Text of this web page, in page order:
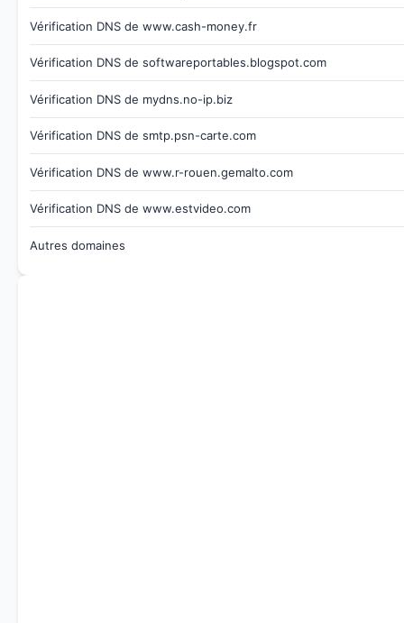
Vérification DNS de www.cash-money.fr
Vérification DNS de softwareportables.blogspot.com
Vérification DNS de mydns.no-ip.biz
Vérification DNS de smtp.psn-carte.com
Vérification DNS de www.r-rouen.gemalto.com
Vérification DNS de www.estvideo.com
Autres domaines